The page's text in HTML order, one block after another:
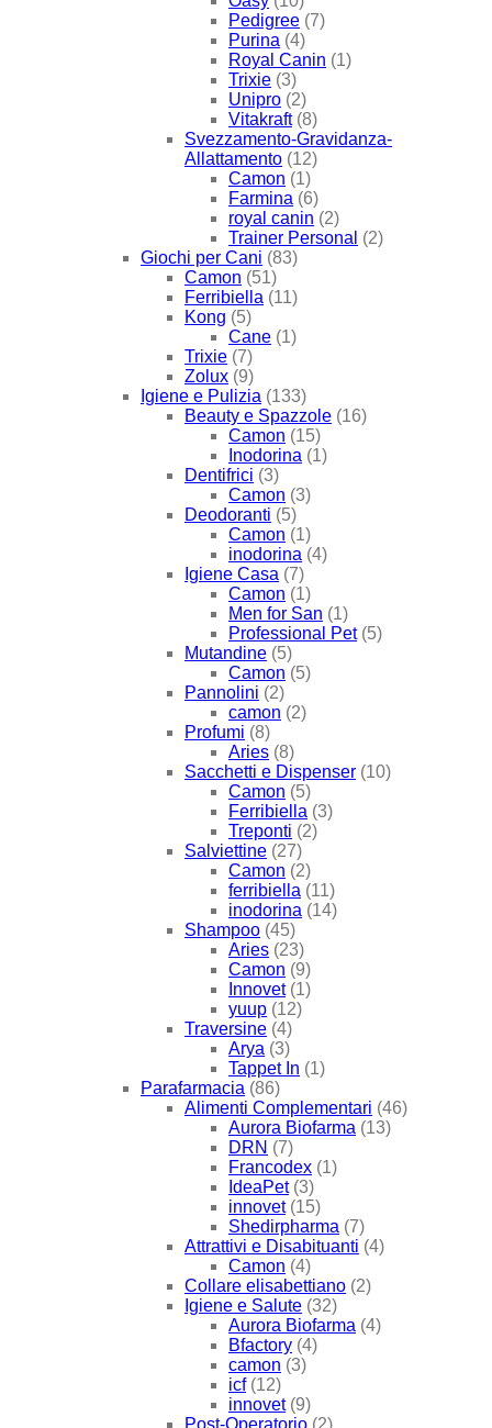
Pedigree (7)
Purina (4)
Royal Canin (1)
Trixie (3)
Unipro (2)
Vitakraft (8)
Svezzamento-Gravidanza-
Allattamento (12)
Camon (1)
Farmina (6)
royal canin (2)
Trainer Personal (2)
Giochi per Cani (83)
Camon (51)
Ferribiella (11)
Kong (5)
Cane (1)
Trixie (7)
Zolux (9)
Igiene e Pulizia (133)
Beauty e Spazzole (16)
Camon (15)
Inodorina (1)
Dentifrici (3)
Camon (3)
Deodoranti (5)
Camon (1)
inodorina (4)
Igiene Casa (7)
Camon (1)
Men for San (1)
Professional Pet (5)
Mutandine (5)
Camon (5)
Pannolini (2)
camon (2)
Profumi (8)
Aries (8)
Sacchetti e Dispenser (10)
Camon (5)
Ferribiella (3)
Treponti (2)
Salviettine (27)
Camon (2)
ferribiella (11)
inodorina (14)
Shampoo (45)
Aries (23)
Camon (9)
Innovet (1)
yuup (12)
Traversine (4)
Arya (3)
Tappet In (1)
Parafarmacia (86)
Alimenti Complementari (46)
Aurora Biofarma (13)
DRN (7)
Francodex (1)
IdeaPet (3)
innovet (15)
Shedirpharma (7)
Attrattivi e Disabituanti (4)
Camon (4)
Collare elisabettiano (2)
Igiene e Salute (32)
Aurora Biofarma (4)
Bfactory (4)
camon (3)
icf (12)
innovet (9)
Post-Operatorio (2)